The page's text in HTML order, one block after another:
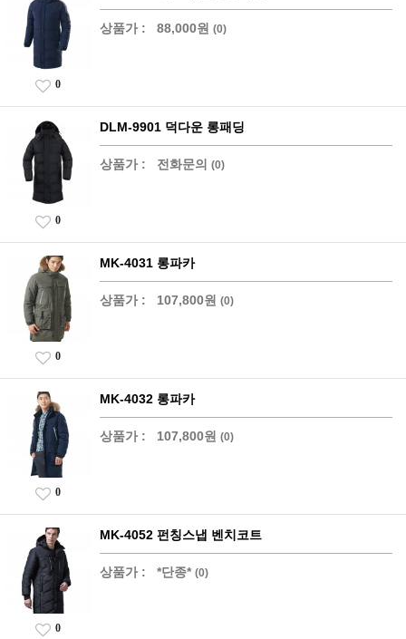
상품가 : 88,000원 (0)
0
DLM-9901 덕다운 롱패딩
상품가 : 전화문의 (0)
0
MK-4031 롱파카
상품가 : 107,800원 (0)
0
MK-4032 롱파카
상품가 : 107,800원 (0)
0
MK-4052 펀칭스냅 벤치코트
상품가 : *단종* (0)
0